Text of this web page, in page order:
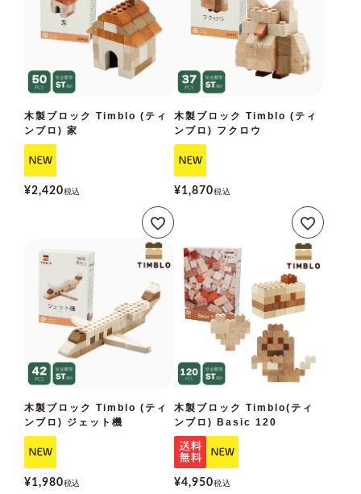
木製ブロック Timblo (ティ
ンブロ) 家
¥2,420税込
木製ブロック Timblo (ティ
ンブロ) フクロウ
¥1,870税込
木製ブロック Timblo (ティ
ンブロ) ジェット機
¥1,980税込
木製ブロック Timblo(ティ
ンブロ) Basic 120
¥4,950税込